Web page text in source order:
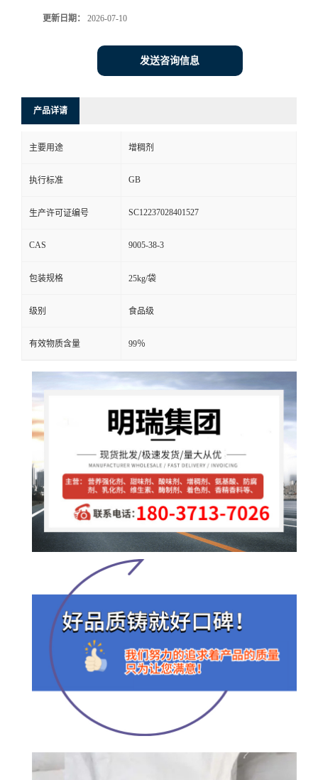
更新日期： 2026-07-10
发送咨询信息
产品详请
主要用途 增稠剂
执行标准 GB
生产许可证编号 SC12237028401527
CAS 9005-38-3
包装规格 25kg/袋
级别 食品级
有效物质含量 99％